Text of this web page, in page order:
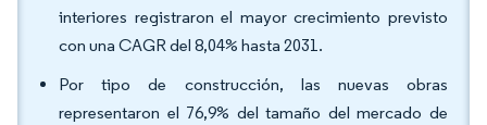
interiores registraron el mayor crecimiento previsto
con una CAGR del 8,04% hasta 2031.
Por tipo de construcción, las nuevas obras
representaron el 76,9% del tamaño del mercado de